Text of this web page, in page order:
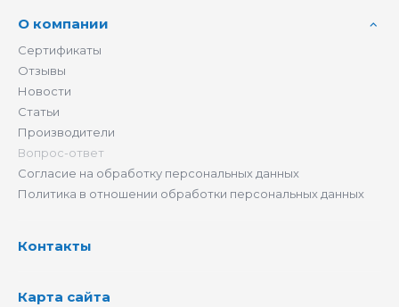
О компании
Сертификаты
Отзывы
Новости
Статьи
Производители
Вопрос-ответ
Согласие на обработку персональных данных
Политика в отношении обработки персональных данных
Контакты
Карта сайта